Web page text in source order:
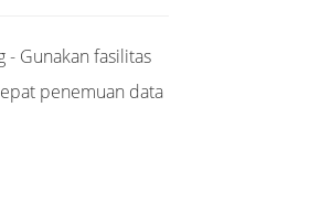
- Gunakan fasilitas
penemuan data